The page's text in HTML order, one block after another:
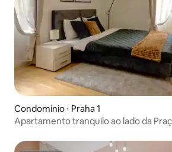
Condomínio ⋅ Praha 1
Apartamento tranquilo ao lado da